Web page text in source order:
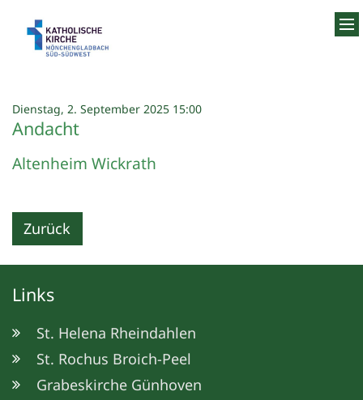
Dienstag, 2. September 2025 15:00:
Andacht
Altenheim Wickrath
Zurück
Links
St. Helena Rheindahlen
St. Rochus Broich-Peel
Grabeskirche Günhoven